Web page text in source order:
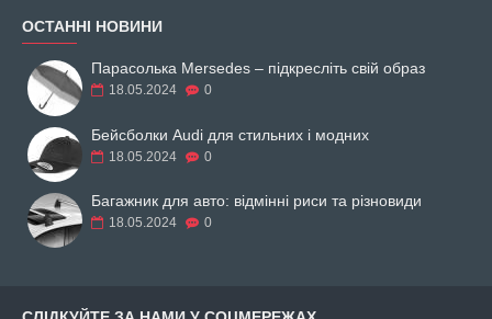
ОСТАННІ НОВИНИ
Парасолька Mersedes – підкресліть свій образ
18.05.2024 0
Бейсболки Audi для стильних і модних
18.05.2024 0
Багажник для авто: відмінні риси та різновиди
18.05.2024 0